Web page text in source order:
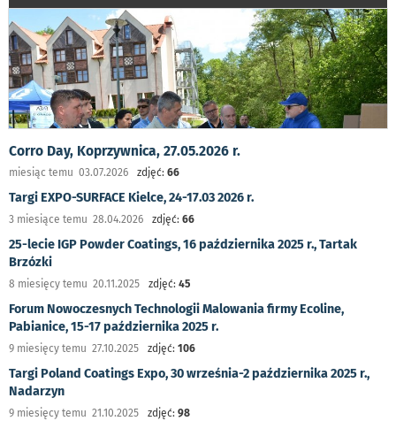
Corro Day, Koprzywnica, 27.05.2026 r.
miesiąc temu 03.07.2026 zdjęć: 66
Targi EXPO-SURFACE Kielce, 24-17.03 2026 r.
3 miesiące temu 28.04.2026 zdjęć: 66
25-lecie IGP Powder Coatings, 16 października 2025 r., Tartak
Brzózki
8 miesięcy temu 20.11.2025 zdjęć: 45
Forum Nowoczesnych Technologii Malowania firmy Ecoline,
Pabianice, 15-17 października 2025 r.
9 miesięcy temu 27.10.2025 zdjęć: 106
Targi Poland Coatings Expo, 30 września-2 października 2025 r.,
Nadarzyn
9 miesięcy temu 21.10.2025 zdjęć: 98